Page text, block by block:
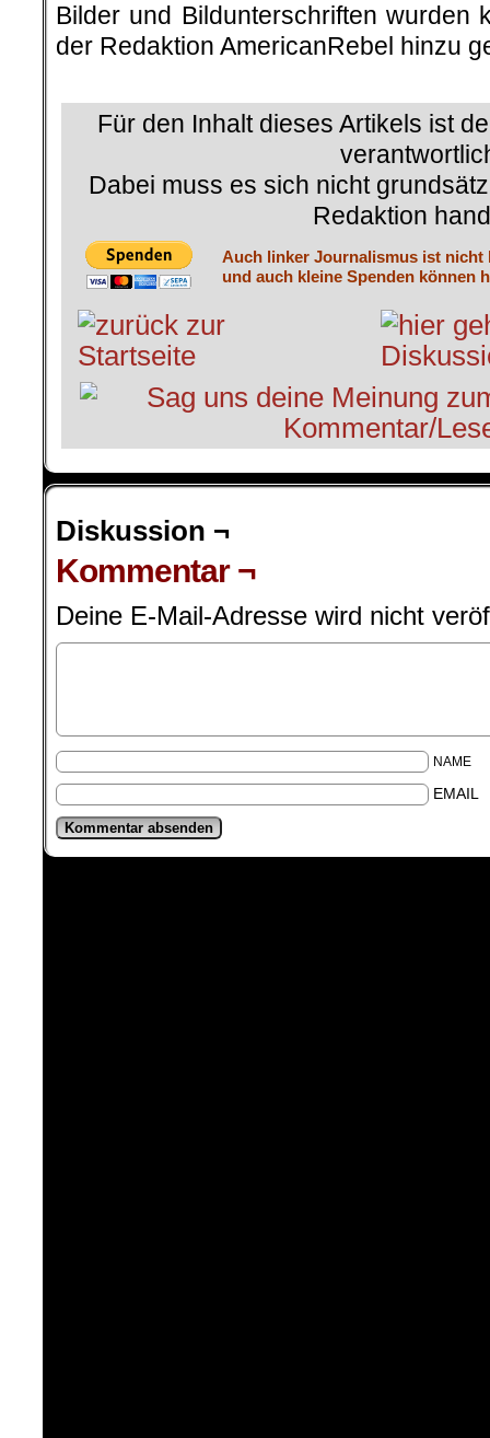
Bilder und Bildunterschriften wurden
der Redaktion AmericanRebel hinzu
Für den Inhalt dieses Artikels ist
Dabei muss es sich nicht
Redaktion
Auch linker Journalismus ist nicht
und auch kleine Spenden können
Diskussion ¬
Kommentar ¬
Deine E-Mail-Adresse wird nicht
NAME
EMAIL